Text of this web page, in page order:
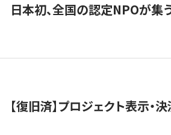
日本初、全国の認定NPOが集
【復旧済】プロジェクト表示